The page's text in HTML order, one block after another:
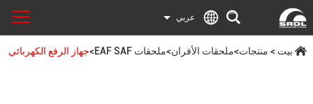
عربي
بيت > منتجات>ملحقات الأفران>ملحقات EAF SAF >جهاز الرفع الكهربائي